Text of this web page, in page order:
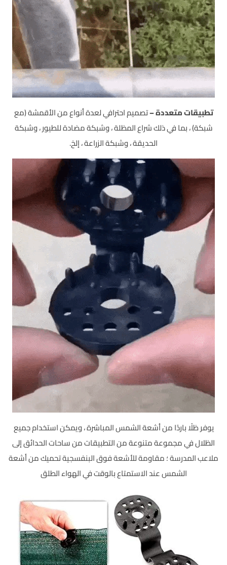
تطبيقات متعددة –تصميم احترافي لعدة أنواع من الأقمشة (مع
شبكة) ، بما في ذلك شراع المظلة ، وشبكة مضادة للطيور ، وشبكة
الحديقة ، وشبكة الزراعة ، إلخ.
يوفر ظلًا باردًا من أشعة الشمس المباشرة ، ويمكن استخدام جميع
الظلال في مجموعة متنوعة من التطبيقات من ساحات الحدائق إلى
ملاعب المدرسة ؛ مقاومة للأشعة فوق البنفسجية تحميك من أشعة
الشمس عند الاستمتاع بالوقت في الهواء الطلق